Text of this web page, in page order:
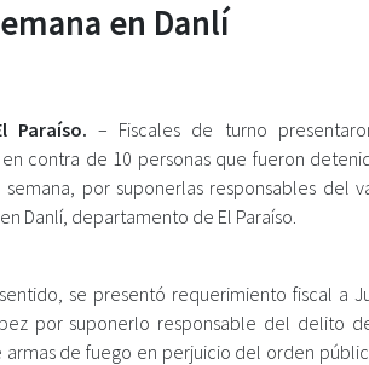
en Danlí
Paraíso. – Fiscales de turno
contra de 10 personas que fueron
por suponerlas responsables del
Danlí, departamento de El Paraíso.
se presentó requerimiento fiscal a
por suponerlo responsable del delito
armas de fuego en perjuicio del orden